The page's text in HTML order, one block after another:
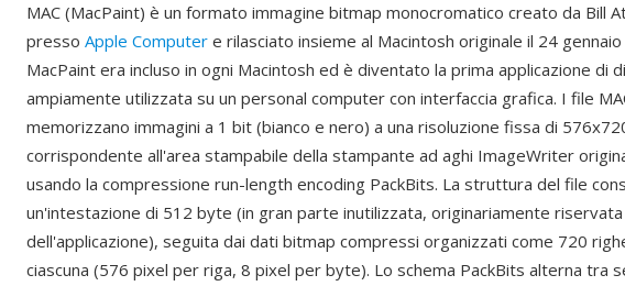
MAC (MacPaint) è un formato immagine bitmap monocromatico creato da Bill
presso Apple Computer e rilasciato insieme al Macintosh originale il 24
MacPaint era incluso in ogni Macintosh ed è diventato la prima applicazione di
ampiamente utilizzata su un personal computer con interfaccia grafica. I file
memorizzano immagini a 1 bit (bianco e nero) a una risoluzione fissa di
corrispondente all'area stampabile della stampante ad aghi ImageWriter
usando la compressione run-length encoding PackBits. La struttura del file
un'intestazione di 512 byte (in gran parte inutilizzata, originariamente
dell'applicazione), seguita dai dati bitmap compressi organizzati come 720
ciascuna (576 pixel per riga, 8 pixel per byte). Lo schema PackBits alterna tra